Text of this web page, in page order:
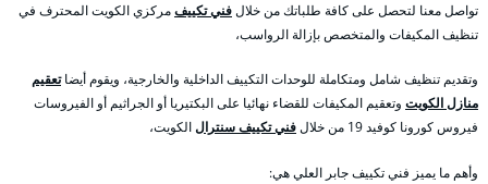
تواصل معنا لتحصل على كافة طلباتك من خلالفني تكييفمركزي الكويت المحترف في
تنظيف المكيفات والمتخصص بإزالة الرواسب،
وتقديم تنظيف شامل ومتكاملة للوحدات التكييف الداخلية والخارجية، ويقوم أيضاتعقيم
منازل الكويت وتعقيم المكيفات للقضاء نهائيا على البكتيريا أو الجراثيم أو الفيروسات
فيروس كورونا كوفيد 19 من خلال
فني تكييف سنترالالكويت،
وأهم ما يميز فني تكييف جابر العلي هي: